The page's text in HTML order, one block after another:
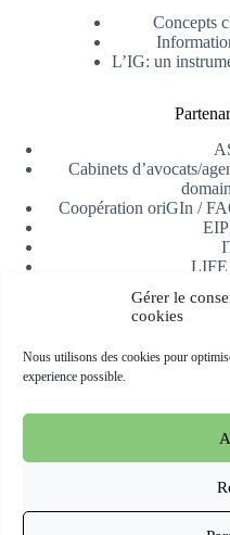
Gérer le
cookies
Nous utilisons des cookies pour
experience possible.
Concepts
L’IG: un
Cabinets d’avocats/
Coopération oriGIn /
Recevoir
Copyright © 2026 oriGIn |
Geographical Indications